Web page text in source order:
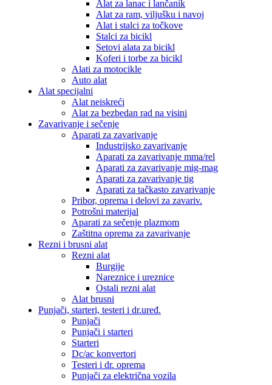
Alat za lanac i lančanik
Alat za ram, viljušku i navoj
Alat i stalci za točkove
Stalci za bicikl
Setovi alata za bicikl
Koferi i torbe za bicikl
Alati za motocikle
Auto alat
Alat specijalni
Alat neiskreći
Alat za bezbedan rad na visini
Zavarivanje i sečenje
Aparati za zavarivanje
Industrijsko zavarivanje
Aparati za zavarivanje mma/rel
Aparati za zavarivanje mig-mag
Aparati za zavarivanje tig
Aparati za tačkasto zavarivanje
Pribor, oprema i delovi za zavariv.
Potrošni materijal
Aparati za sečenje plazmom
Zaštitna oprema za zavarivanje
Rezni i brusni alat
Rezni alat
Burgije
Nareznice i ureznice
Ostali rezni alat
Alat brusni
Punjači, starteri, testeri i dr.uređ.
Punjači
Punjači i starteri
Starteri
Dc/ac konvertori
Testeri i dr. oprema
Punjači za električna vozila